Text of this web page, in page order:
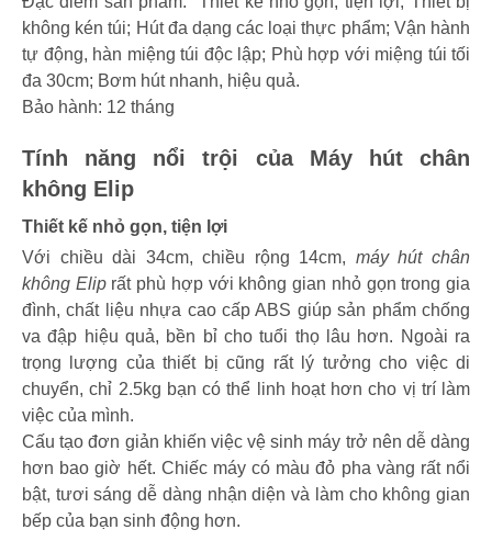
không kén túi; Hút đa dạng các loại thực phẩm; Vận hành
tự động, hàn miệng túi độc lập; Phù hợp với miệng túi tối
đa 30cm; Bơm hút nhanh, hiệu quả.
Bảo hành: 12 tháng
Tính năng nổi trội của Máy hút chân
không Elip
Thiết kế nhỏ gọn, tiện lợi
Với chiều dài 34cm, chiều rộng 14cm, máy hút chân
không Eliprất phù hợp với không gian nhỏ gọn trong gia
đình, chất liệu nhựa cao cấp ABS giúp sản phẩm chống
va đập hiệu quả, bền bỉ cho tuổi thọ lâu hơn. Ngoài ra
trọng lượng của thiết bị cũng rất lý tưởng cho việc di
chuyển, chỉ 2.5kg bạn có thể linh hoạt hơn cho vị trí làm
việc của mình.
Cấu tạo đơn giản khiến việc vệ sinh máy trở nên dễ dàng
hơn bao giờ hết. Chiếc máy có màu đỏ pha vàng rất nổi
bật, tươi sáng dễ dàng nhận diện và làm cho không gian
bếp của bạn sinh động hơn.